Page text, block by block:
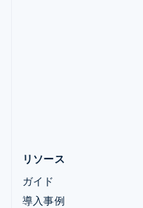
リソース
ガイド
導入事例